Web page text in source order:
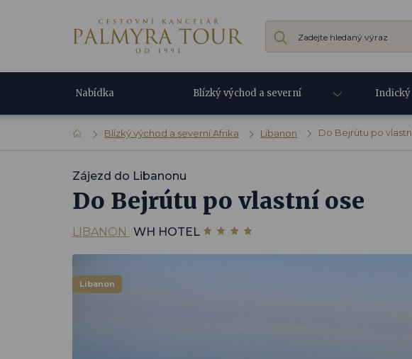
Nabídka Blízký východ a severní Indický
Blízký východ a severní Afrika Libanon Do Bejrútu po
Zájezd do Libanonu
Do Bejrútu po vlastní ose
LIBANON WH HOTEL
Libanon